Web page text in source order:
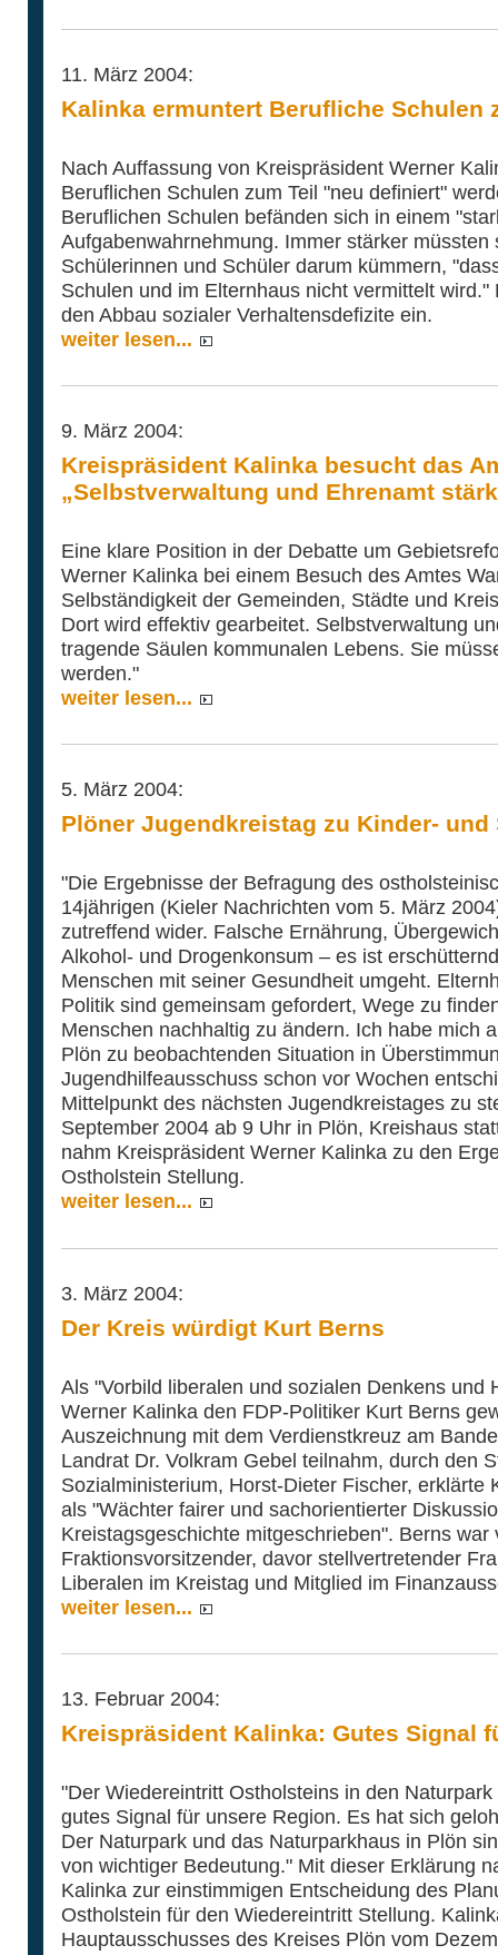
11. März 2004:
Kalinka ermuntert Berufliche Schulen
Nach Auffassung von Kreispräsident Werner
Beruflichen Schulen zum Teil "neu definiert"
Beruflichen Schulen befänden sich in einem
Aufgabenwahrnehmung. Immer stärker müssten
Schülerinnen und Schüler darum kümmern,
Schulen und im Elternhaus nicht vermittelt
den Abbau sozialer Verhaltensdefizite ein.
weiter lesen...
9. März 2004:
Kreispräsident Kalinka besucht das
„Selbstverwaltung und Ehrenamt
Eine klare Position in der Debatte um
Werner Kalinka bei einem Besuch des Amtes
Selbständigkeit der Gemeinden, Städte und
Dort wird effektiv gearbeitet. Selbstverwaltung
tragende Säulen kommunalen Lebens. Sie
werden."
weiter lesen...
5. März 2004:
Plöner Jugendkreistag zu Kinder-
"Die Ergebnisse der Befragung des
14jährigen (Kieler Nachrichten vom 5. März
zutreffend wider. Falsche Ernährung,
Alkohol- und Drogenkonsum – es ist
Menschen mit seiner Gesundheit umgeht.
Politik sind gemeinsam gefordert, Wege zu
Menschen nachhaltig zu ändern. Ich habe mich
Plön zu beobachtenden Situation in
Jugendhilfeausschuss schon vor Wochen
Mittelpunkt des nächsten Jugendkreistages zu
September 2004 ab 9 Uhr in Plön, Kreishaus
nahm Kreispräsident Werner Kalinka zu den
Ostholstein Stellung.
weiter lesen...
3. März 2004:
Der Kreis würdigt Kurt Berns
Als "Vorbild liberalen und sozialen Denkens und
Werner Kalinka den FDP-Politiker Kurt Berns
Auszeichnung mit dem Verdienstkreuz am
Landrat Dr. Volkram Gebel teilnahm, durch den
Sozialministerium, Horst-Dieter Fischer, erklärte
als "Wächter fairer und sachorientierter
Kreistagsgeschichte mitgeschrieben". Berns war
Fraktionsvorsitzender, davor stellvertretender
Liberalen im Kreistag und Mitglied im
weiter lesen...
13. Februar 2004:
Kreispräsident Kalinka: Gutes Signal
"Der Wiedereintritt Ostholsteins in den
gutes Signal für unsere Region. Es hat sich
Der Naturpark und das Naturparkhaus in Plön
von wichtiger Bedeutung." Mit dieser Erklärung
Kalinka zur einstimmigen Entscheidung des
Ostholstein für den Wiedereintritt Stellung.
Hauptausschusses des Kreises Plön vom